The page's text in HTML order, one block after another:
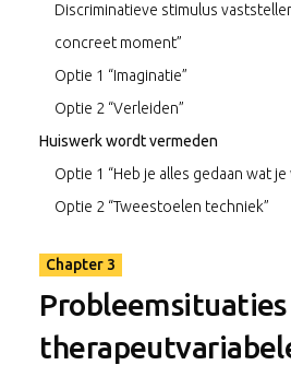
Discriminatieve stimulus
concreet moment”
Optie 1 “Imaginatie”
Optie 2 “Verleiden”
Huiswerk wordt vermeden
Optie 1 “Heb je alles gedaan wat je
Optie 2 “Tweestoelen techniek”
Chapter 3
Probleemsituaties